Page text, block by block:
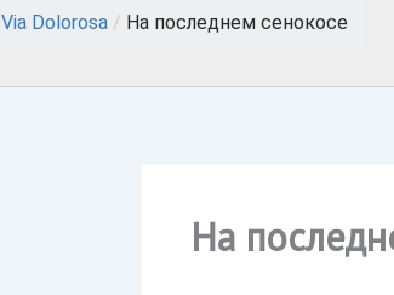
Via Dolorosa / На последнем сенокосе
На